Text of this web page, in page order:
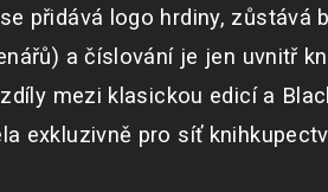
přidává logo hrdiny, zůstává
a číslování je jen uvnitř
mezi klasickou edicí a
exkluzivně pro síť